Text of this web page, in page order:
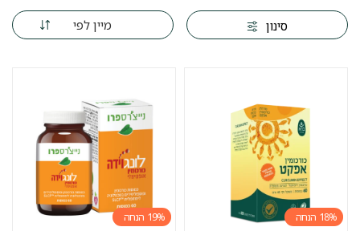
סינון מיין לפי
18%
19%